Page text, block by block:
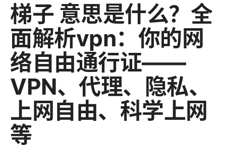
梯子 意思是什么？全
面解析vpn：你的网
络自由通行证——
VPN、代理、隐私、
上网自由、科学上网
等